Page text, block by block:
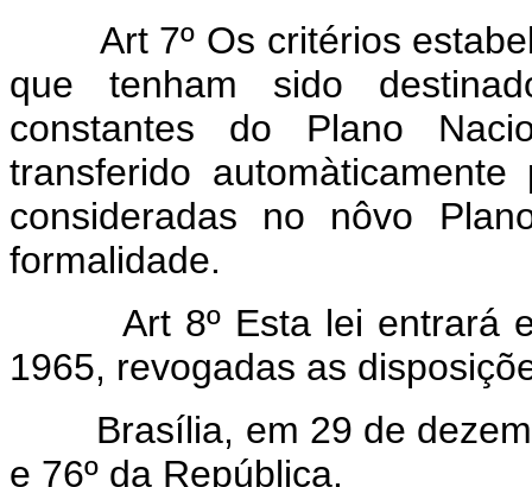
Art 7º Os critérios
que tenham sido
constantes do Plano
transferido
consideradas no nôvo
formalidade.
Art 8º Esta lei entrará
1965, revogadas as
Brasília, em 29 de
e 76º da República.